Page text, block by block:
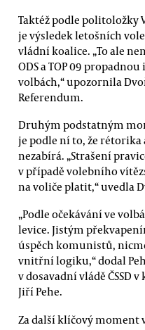
Taktéž podle politoložky
je výsledek letošních
vládní koalice. „To ale
ODS a TOP 09
volbách,“ upozornila
Referendum.
Druhým podstatným
je podle ní to, že
nezabírá. „Strašení
v případě volebního
na voliče platit,“ uvedla
„Podle očekávání ve
levice. Jistým
úspěch komunistů,
vnitřní logiku,“ dodal
v dosavadní vládě ČSSD
Jiří Pehe.
Za další klíčový moment